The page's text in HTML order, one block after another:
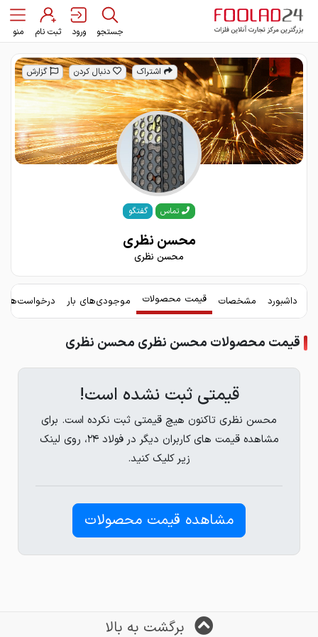
جستجو ورود ثبت نام منو
اشتراک دنبال کردن گزارش
تماس گفتگو
محسن نظری
محسن نظری
داشبورد مشخصات قیمت محصولات موجودی‌های بار
قیمت محصولات محسن نظری محسن نظری
قیمتی ثبت نشده است!
محسن نظری تاکنون هیچ قیمتی ثبت نکرده است. برای
مشاهده قیمت های کاربران دیگر در فولاد ۲۴، روی لینک
زیر کلیک کنید.
مشاهده قیمت محصولات
برگشت به بالا